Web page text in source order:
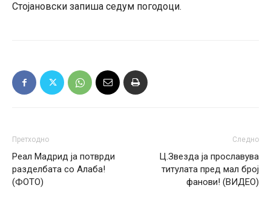
Стојановски запиша седум погодоци.
Претходно
Реал Мадрид ја потврди
разделбата со Алаба!
(ФОТО)
Следно
Ц.Звезда ја прославува
титулата пред мал број
фанови! (ВИДЕО)